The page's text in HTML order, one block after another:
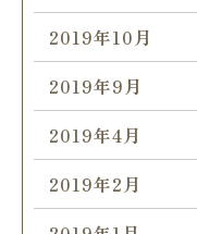
2019年10月
2019年9月
2019年4月
2019年2月